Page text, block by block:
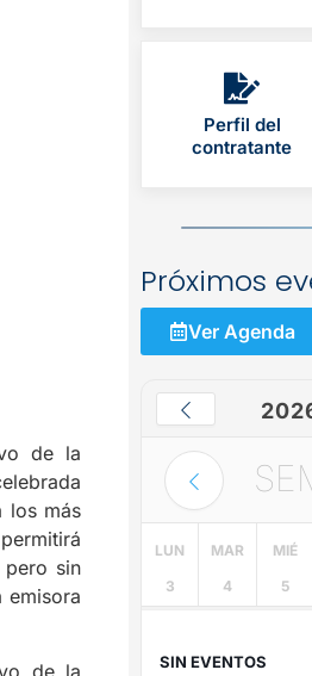
de la
los más
sin
de la
Perfil del
contratante
Próximos
Ver Agenda
LUN
3
MAR
4
MIÉ
5
SIN EVENTOS